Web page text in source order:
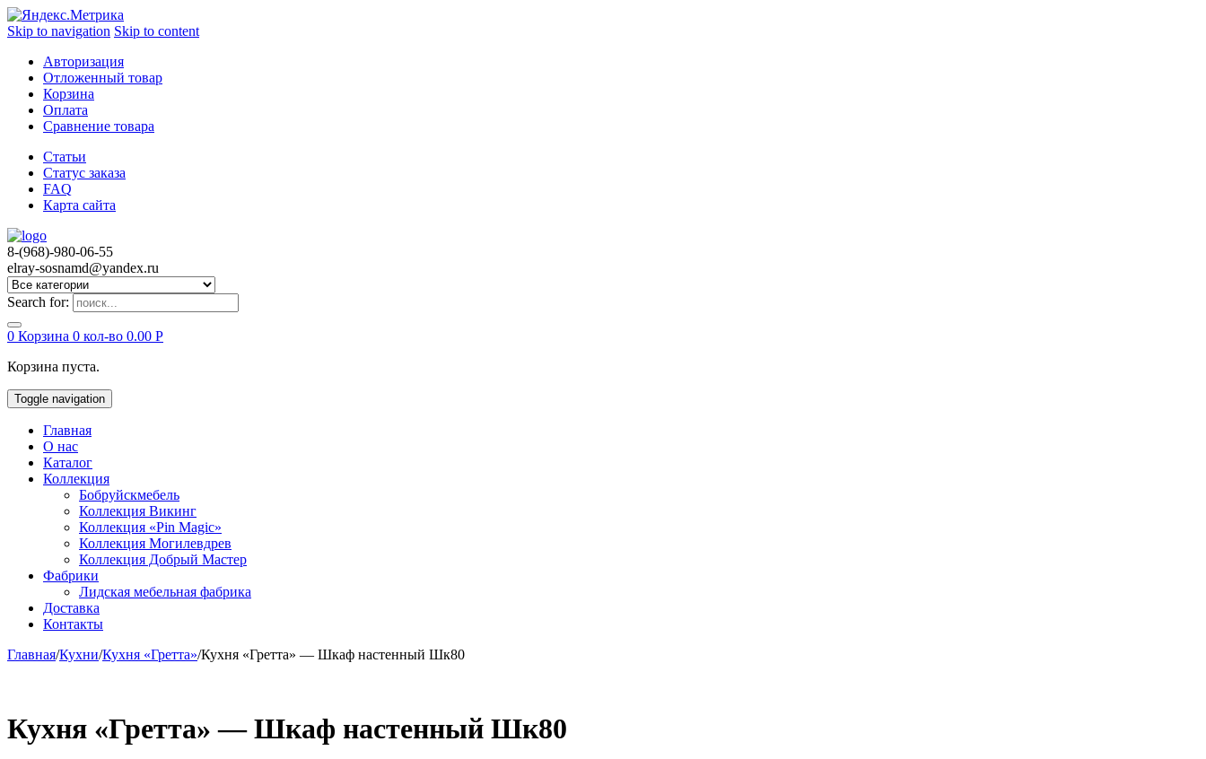
Skip to navigation Skip to content
Авторизация
Отложенный товар
Корзина
Оплата
Сравнение товара
Статьи
Статус заказа
FAQ
Карта сайта
8-(968)-980-06-55
elray-sosnamd@yandex.ru
Search for:
0 Корзина 0 кол-во 0.00 Р
Корзина пуста.
Toggle navigation
Главная
О нас
Каталог
Коллекция
Бобруйскмебель
Коллекция Викинг
Коллекция «Pin Magic»
Коллекция Могилевдрев
Коллекция Добрый Мастер
Фабрики
Лидская мебельная фабрика
Доставка
Контакты
Главная/Кухни/Кухня «Гретта»/Кухня «Гретта» — Шкаф настенный Шк80
Кухня «Гретта» — Шкаф настенный Шк80